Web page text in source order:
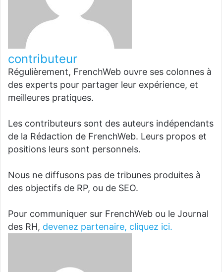
contributeur
Régulièrement, FrenchWeb ouvre ses colonnes à
des experts pour partager leur expérience, et
meilleures pratiques.
Les contributeurs sont des auteurs indépendants
de la Rédaction de FrenchWeb. Leurs propos et
positions leurs sont personnels.
Nous ne diffusons pas de tribunes produites à
des objectifs de RP, ou de SEO.
Pour communiquer sur FrenchWeb ou le Journal
des RH, devenez partenaire, cliquez ici.